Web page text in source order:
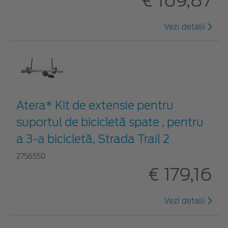
Vezi detalii
Atera* Kit de extensie pentru
suportul de bicicletă spate , pentru
a 3-a bicicletă, Strada Trail 2
2756550
€ 179,16
Vezi detalii